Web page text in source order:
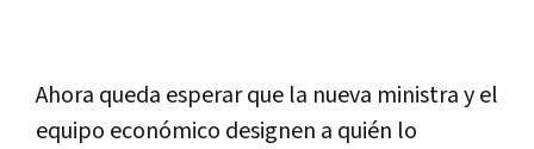
Ahora queda esperar que la nueva ministra y el
equipo económico designen a quién lo